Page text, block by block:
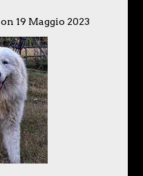
on 19 Maggio 2023